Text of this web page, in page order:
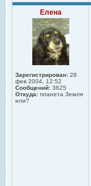
Елена
Зарегистрирован: 28
фев 2004, 12:52
Сообщений: 3625
Откуда: планета Земля
или?